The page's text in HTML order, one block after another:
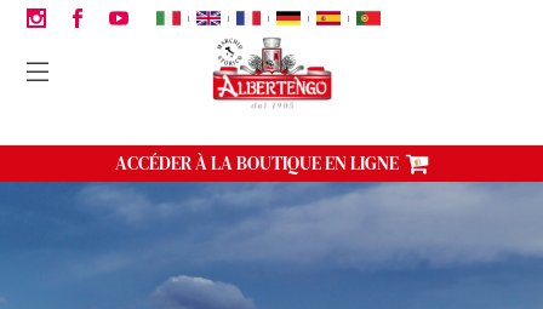
| | | | |
ACCÉDER À LA BOUTIQUE EN LIGNE